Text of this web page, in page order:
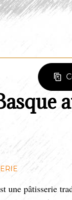
une pâtisserie